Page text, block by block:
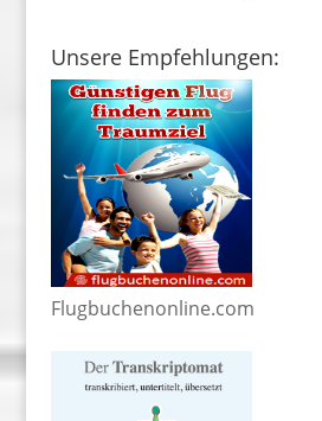
Unsere Empfehlungen:
Flugbuchenonline.com